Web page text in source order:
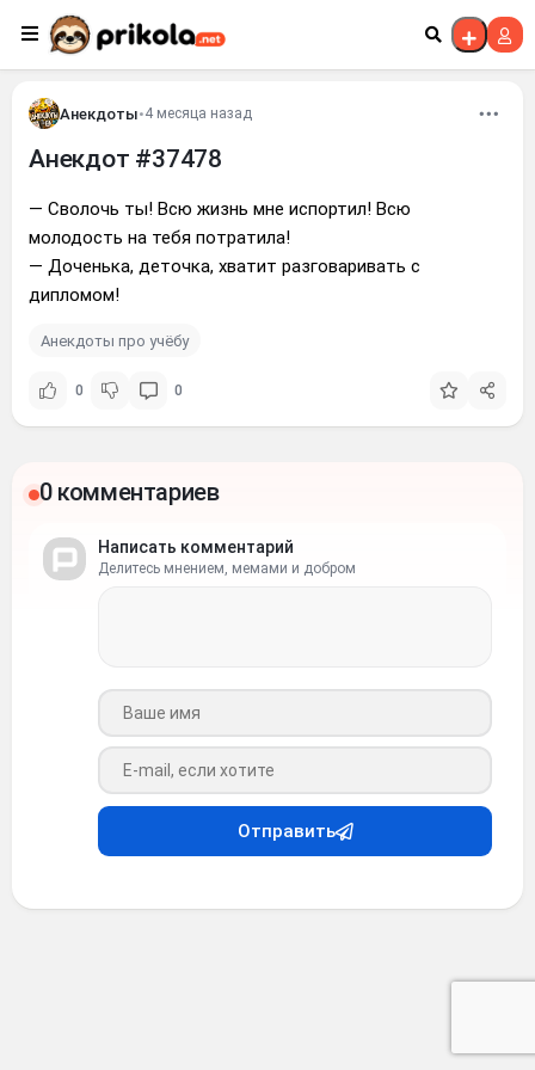
Перейти к контенту
Анекдоты•4 месяца назад
Анекдот #37478
— Сволочь ты! Всю жизнь мне испортил! Всю
молодость на тебя потратила!
— Доченька, деточка, хватит разговаривать с
дипломом!
Анекдоты про учёбу
0 0
0 комментариев
Написать комментарий
Делитесь мнением, мемами и добром
Ваше имя
Ваш e-mail
Отправить